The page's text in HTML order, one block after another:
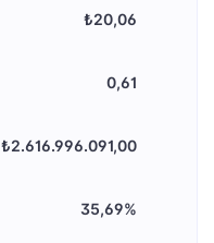
₺20,06
0,61
₺2.616.996.091,00
35,69%